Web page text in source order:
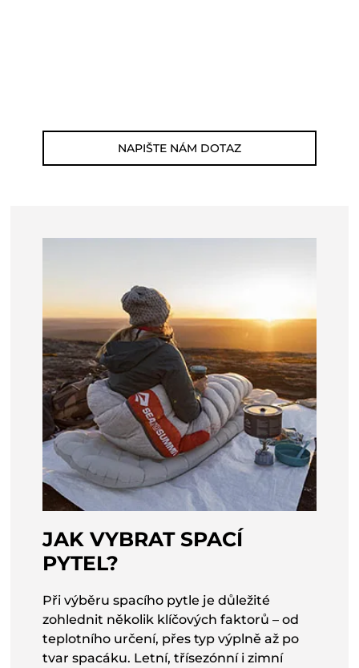
NAPIŠTE NÁM DOTAZ
JAK VYBRAT SPACÍ
PYTEL?
Při výběru spacího pytle je důležité
zohlednit několik klíčových faktorů – od
teplotního určení, přes typ výplně až po
tvar spacáku. Letní, třísezónní i zimní